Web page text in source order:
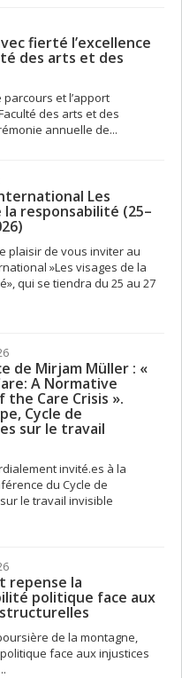
fierté l’excellence
des arts et des
parcours et l’apport
des arts et des
annuelle de...
Les
la responsabilité (25–
plaisir de vous inviter au
»Les visages de la
qui se tiendra du 25 au 27
de Mirjam Müller : «
A Normative
the Care Crisis ».
Cycle de
sur le travail
invité.es à la
du Cycle de
le travail invisible
repense la
politique face aux
de la montagne,
face aux injustices